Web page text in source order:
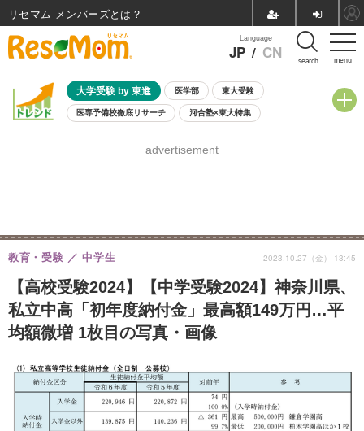
menu
Language
JP / CN search
大学受験 by 東進 医学部 東大受験
医専予備校徹底リサーチ 河合塾×東大特集
8月開催学校説明会・相談会
advertisement
【高校受験2024】【中学受験2024】神奈川県、
私立中高「初年度納付金」最高額149万円…平
均額微増 1枚目の写真・画像
教育・受験 中学生 2023.10.27（金） 13:45
リセマム メンバーズ